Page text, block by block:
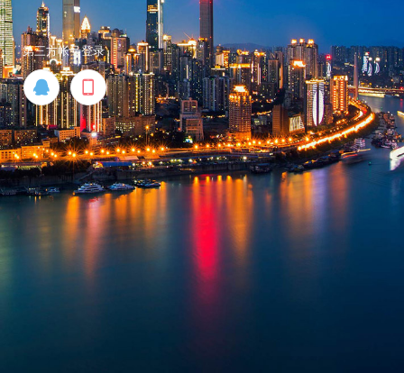
第三方帐号登录
 